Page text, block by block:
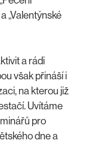
„Valentýnské
a rádi
však přináší i
na kterou již
Uvítáme
pro
dne a